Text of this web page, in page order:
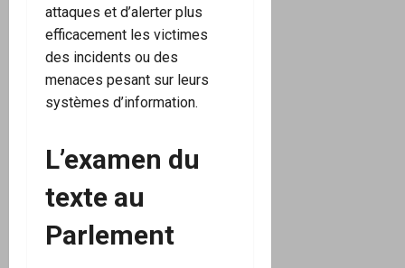
attaques et d’alerter plus
efficacement les victimes
des incidents ou des
menaces pesant sur leurs
systèmes d’information.
L’examen du
texte au
Parlement